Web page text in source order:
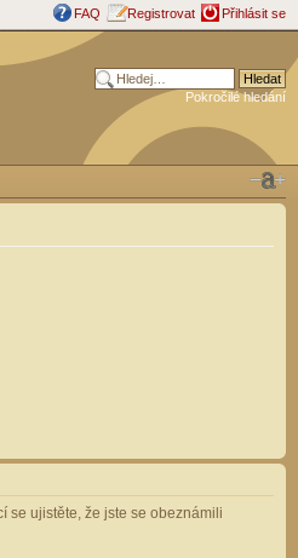
FAQ Registrovat Přihlásit se
Pokročilé hledání
se ujistěte, že jste se obeznámili